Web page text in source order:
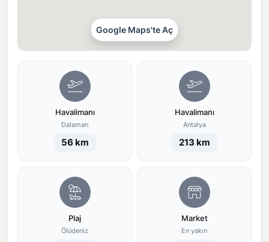
Google Maps'te Aç
Havalimanı
Dalaman
56 km
Havalimanı
Antalya
213 km
Plaj
Ölüdeniz
Market
En yakın